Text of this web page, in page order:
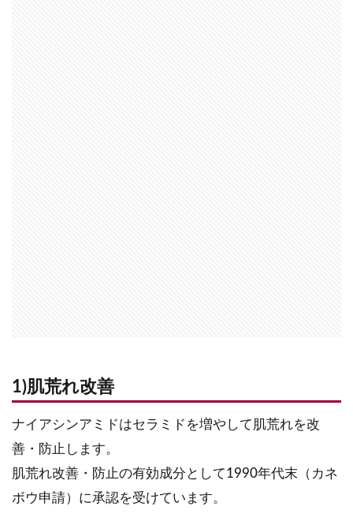
1)肌荒れ改善
ナイアシンアミドはセラミドを増やして肌荒れを改
善・防止します。
肌荒れ改善・防止の有効成分として1990年代末（カネ
ボウ申請）に承認を受けています。